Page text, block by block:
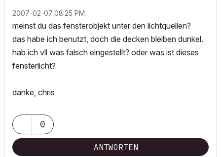
‎2007-02-07 08:25 PM
meinst du das fensterobjekt unter den lichtquellen?
das habe ich benutzt, doch die decken bleiben dunkel.
hab ich vll was falsch eingestellt? oder was ist dieses
fensterlicht?
danke, chris
0
ANTWORTEN